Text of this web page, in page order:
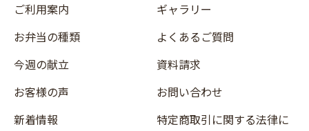
ご利用案内
お弁当の種類
今週の献立
お客様の声
新着情報
ギャラリー
よくあるご質問
資料請求
お問い合わせ
特定商取引に関する法律に